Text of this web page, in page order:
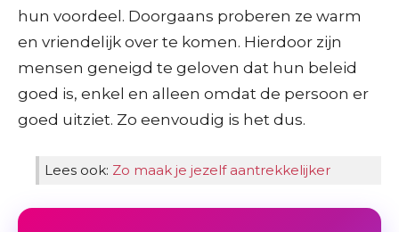
hun voordeel. Doorgaans proberen ze warm
en vriendelijk over te komen. Hierdoor zijn
mensen geneigd te geloven dat hun beleid
goed is, enkel en alleen omdat de persoon er
goed uitziet. Zo eenvoudig is het dus.
Lees ook: Zo maak je jezelf aantrekkelijker